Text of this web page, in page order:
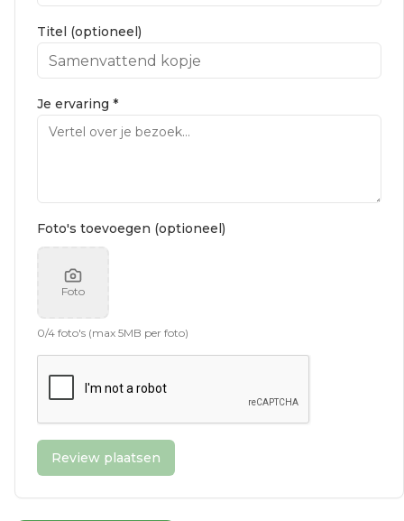
Titel (optioneel)
Je ervaring *
Foto's toevoegen (optioneel)
Foto
0/4 foto's (max 5MB per foto)
Review plaatsen